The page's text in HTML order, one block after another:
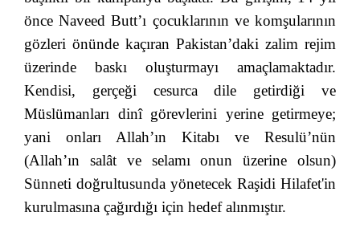
önce Naveed Butt’ı çocuklarının ve komşularının
gözleri önünde kaçıran Pakistan’daki zalim rejim
üzerinde baskı oluşturmayı amaçlamaktadır.
Kendisi, gerçeği cesurca dile getirdiği ve
Müslümanları dinî görevlerini yerine getirmeye;
yani onları Allah’ın Kitabı ve Resulü’nün
(Allah’ın salât ve selamı onun üzerine olsun)
Sünneti doğrultusunda yönetecek Raşidi Hilafet'in
kurulmasına çağırdığı için hedef alınmıştır.